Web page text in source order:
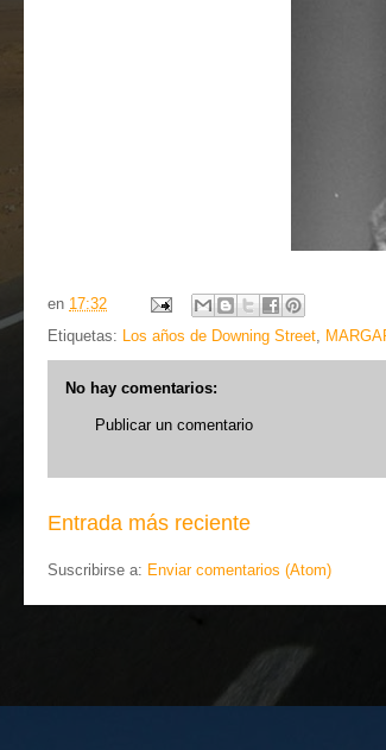
en 17:32
Etiquetas: Los años de Downing Street,
No hay comentarios:
Publicar un comentario
Entrada más reciente
Suscribirse a: Enviar comentarios (Atom)